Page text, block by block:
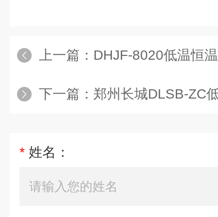
上一篇： DHJF-8020低温恒
下一篇： 郑州长城DLSB-ZC
* 姓名：